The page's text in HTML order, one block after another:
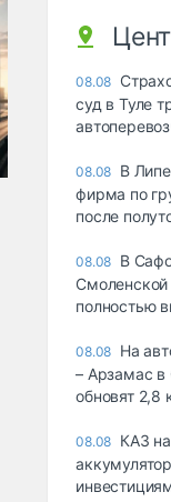
08.08
суд в Туле
08.08 В
фирма по
после
08.08 В
Смоленской
полностью
08.08 На
– Арзамас в
обновят 2,8
08.08 КАЗ